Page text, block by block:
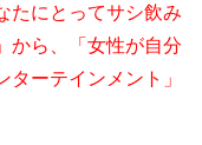
たにとってサシ飲み
から、「女性が自分
ーテインメント」